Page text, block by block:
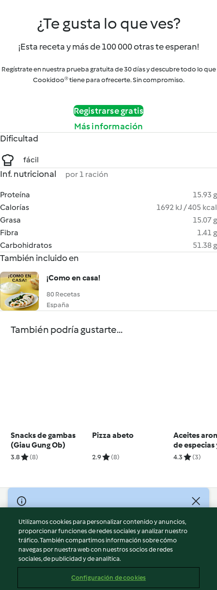
¿Te gusta lo que ves?
¡Esta receta y más de 100 000 otras te esperan!
Regístrate en nuestra prueba gratuita de 30 días y descubre todo lo que
Cookidoo® tiene para ofrecerte. Sin compromiso.
Registrarse gratis
Más información
Dificultad
fácil
Inf. nutricional por 1 ración
Proteína
15.93 g
Calorías
1692 kJ / 405 kcal
Grasa
15.07 g
Fibra
1.41 g
Carbohidratos
51.38 g
También incluido en
¡Como en casa!
80 Recetas
España
También podría gustarte...
Snacks de gambas
(Giau Gung Ob)
3.8 (8)
Pizza abeto
2.9 (8)
Aceites
de
- MX
4.3 (3)
© Copyright 2026
Términos de uso
Política de privacidad
Aviso legal
Información legal
Reportar contenido
Utilizamos cookies para personalizar contenido y anuncios,
proporcionar funciones de redes sociales y analizar nuestro
tráfico. También compartimos información sobre cómo
navegas por nuestra web con nuestros socios de redes
sociales, de publicidad y de analítica.
Configuración de cookies